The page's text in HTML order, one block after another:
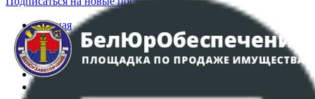
Главная
Аукционы
Интернет-магазин
Регламент организации и проведения торгов